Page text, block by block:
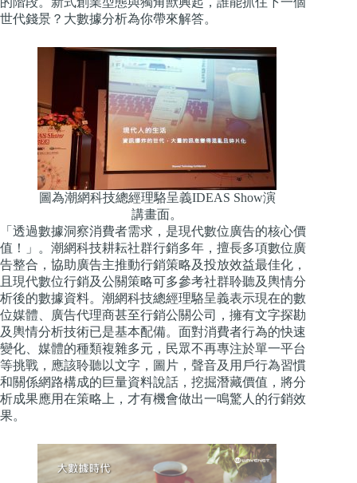
世代錢景？大數據分析為你帶來解答。
圖為潮網科技總經理駱呈義IDEAS Show演
講畫面。
「透過數據洞察消費者需求，是現代數位廣告的核心價
值！」。潮網科技耕耘社群行銷多年，擅長多項數位廣
告整合，協助廣告主推動行銷策略及投放效益最佳化，
且現代數位行銷及公關策略可多參考社群聆聽及輿情分
析後的數據資料。潮網科技總經理駱呈義表示現在的數
位媒體、廣告代理商甚至行銷公關公司，擁有文字探勘
及輿情分析技術已是基本配備。面對消費者行為的快速
變化、媒體的種類複雜多元，民眾不再專注於單一平台
等挑戰，應該聆聽以文字，圖片，聲音及用戶行為習慣
和關係網路構成的巨量資料說話，挖掘潛藏價值，將分
析成果應用在策略上，才有機會做出一鳴驚人的行銷效
果。